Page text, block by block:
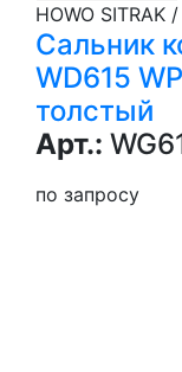
HOWO SITRAK
Сальник
WD615
толстый
Арт.:
по запросу